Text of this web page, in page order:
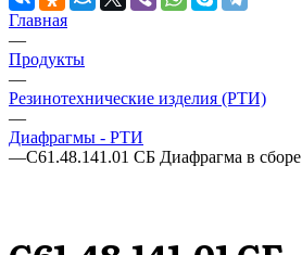
Главная
—
Продукты
—
Резинотехнические изделия (РТИ)
—
Диафрагмы - РТИ
—С61.48.141.01 СБ Диафрагма в сборе